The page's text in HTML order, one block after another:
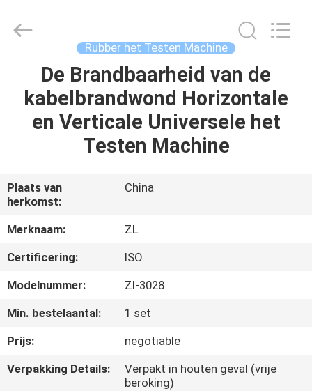
HUIS
PRODUCTEN
ONGEVEER
ONS
FABRIEKSREIS
KWALITEITSCONTROLE
CONTACTEER
Technology
Rubber het Testen Machine
De Brandbaarheid van de
kabelbrandwond Horizontale
en Verticale Universele het
Testen Machine
Plaats van
herkomst:
China
Merknaam:
ZL
Certificering:
ISO
Modelnummer:
Zl-3028
Min. bestelaantal:
1 set
Prijs:
negotiable
Verpakking Details:
Verpakt in houten geval (vrije
beroking)